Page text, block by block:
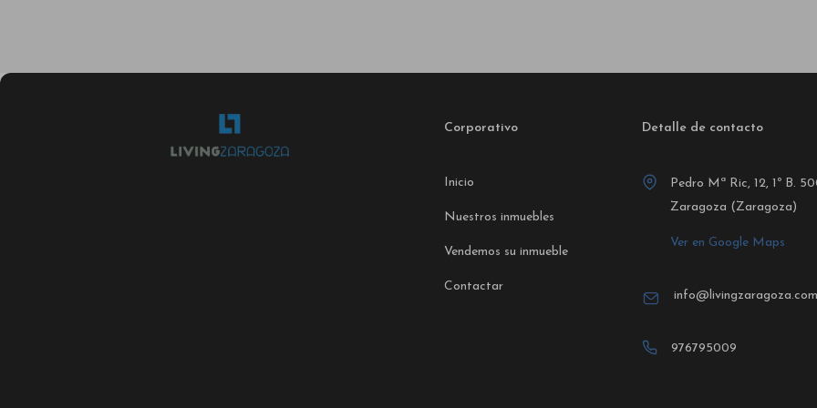
Corporativo
Inicio
Nuestros inmuebles
Vendemos su inmueble
Contactar
Detalle de contacto
Pedro Mª Ric, 12, 1º B.
Zaragoza (Zaragoza)
Ver en Google Maps
info@livingzaragoza.com
976795009